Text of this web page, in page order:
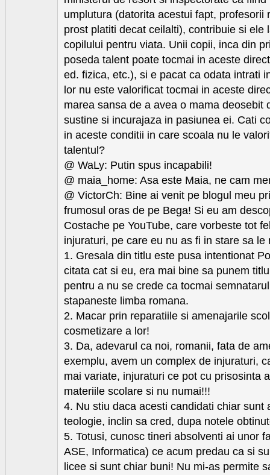
umplutura (datorita acestui fapt, profesorii
prost platiti decat ceilalti), contribuie si ele
copilului pentru viata. Unii copii, inca din
poseda talent poate tocmai in aceste
ed. fizica, etc.), si e pacat ca odata intrati
lor nu este valorificat tocmai in aceste
marea sansa de a avea o mama deosebit
sustine si incurajaza in pasiunea ei. Cati
in aceste conditii in care scoala nu le
talentul?
@ WaLy: Putin spus incapabili!
@ maia_home: Asa este Maia, ne cam
@ VictorCh: Bine ai venit pe blogul meu
frumosul oras de pe Bega! Si eu am
Costache pe YouTube, care vorbeste tot
injuraturi, pe care eu nu as fi in stare sa le
1. Gresala din titlu este pusa intentionat
citata cat si eu, era mai bine sa punem
pentru a nu se crede ca tocmai
stapaneste limba romana.
2. Macar prin reparatiile si amenajarile
cosmetizare a lor!
3. Da, adevarul ca noi, romanii, fata de
exemplu, avem un complex de injuraturi,
mai variate, injuraturi ce pot cu prisosinta
materiile scolare si nu numai!!!
4. Nu stiu daca acesti candidati chiar sunt
teologie, inclin sa cred, dupa notele
5. Totusi, cunosc tineri absolventi ai unor
ASE, Informatica) ce acum predau ca si
licee si sunt chiar buni! Nu mi-as permite